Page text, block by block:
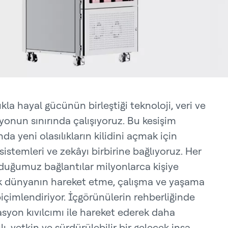
hayal gücünün birleştiği teknoloji, veri ve
sınırında çalışıyoruz. Bu kesişim
yeni olasılıkların kilidini açmak için
ve zekâyı birbirine bağlıyoruz. Her
bağlantılar milyonlarca kişiye
dünyanın hareket etme, çalışma ve yaşama
İçgörünülerin rehberliğinde
kıvılcımı ile hareket ederek daha